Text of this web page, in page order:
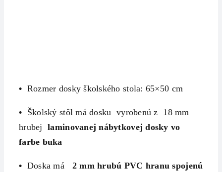
• Rozmer dosky školského stola: 65×50 cm
• Školský stôl má dosku vyrobenú z 18 mm
hrubejlaminovanej nábytkovej doskyvo
farbe buka
• Doska má 2 mm hrubú PVC hranu spojenú